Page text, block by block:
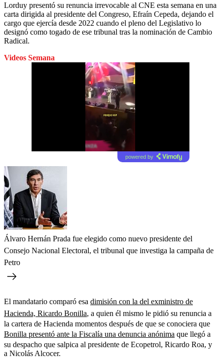
Lorduy presentó su renuncia irrevocable al CNE esta semana en una
carta dirigida al presidente del Congreso, Efraín Cepeda, dejando el
cargo que ejercía desde 2022 cuando el pleno del Legislativo lo
designó como togado de ese tribunal tras la nominación de Cambio
Radical.
Videos Semana
powered by
Álvaro Hernán Prada fue elegido como nuevo presidente del
Consejo Nacional Electoral, el tribunal que investiga la campaña de
Petro
El mandatario comparó esa dimisión con la del exministro de
Hacienda, Ricardo Bonilla, a quien él mismo le pidió su renuncia a
la cartera de Hacienda momentos después de que se conociera que
Bonilla presentó ante la Fiscalía una denuncia anónima que llegó a
su despacho que salpica al presidente de Ecopetrol, Ricardo Roa, y
a Nicolás Alcocer.